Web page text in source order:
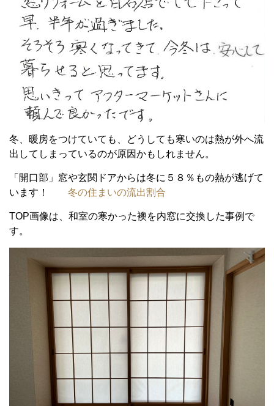
冬、暖房をつけていても、どうしても寒いのは熱が外へ流
出してしまっているのが原因かもしれません。
「開口部」窓や玄関ドアからは冬に５８％もの熱が逃げて
います！ 冬の住まいの流出割合
TOP画像は、和室の寒かった襖を内窓に交換した事例で
す。